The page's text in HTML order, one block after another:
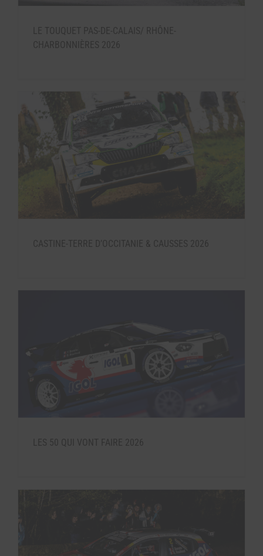
LE TOUQUET PAS-DE-CALAIS/ RHÔNE-
CHARBONNIÈRES 2026
CASTINE-TERRE D’OCCITANIE & CAUSSES 2026
LES 50 QUI VONT FAIRE 2026